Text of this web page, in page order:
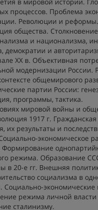
процессов. Проблема
Революции и
общества.
и национализма,
демократии и
ХХ в. Объективная
модернизации России.
общемирового
партии России:
программы, тактика.
мировой войны и
1917 г.
их результаты и
экономическое
Формирование
режима. Образование
в 20-е гг. Внешняя
социализма в
Социально-
режима личной
сталинизму.